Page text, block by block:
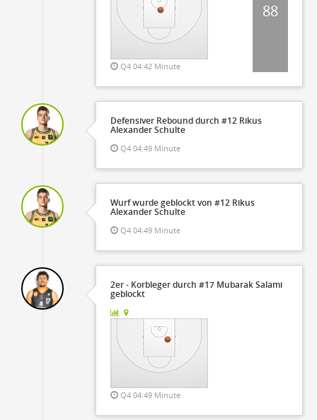
Q4 04:42 Minute
88
Defensiver Rebound durch #12 Rikus
Alexander Schulte
Q4 04:49 Minute
Wurf wurde geblockt von #12 Rikus
Alexander Schulte
Q4 04:49 Minute
2er - Korbleger durch #17 Mubarak Salami
geblockt
Q4 04:49 Minute